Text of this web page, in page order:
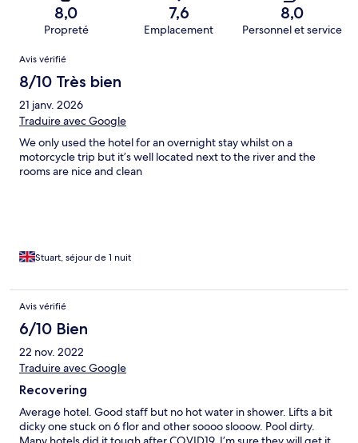
8,0
Propreté
7,6
Emplacement
8,0
Personnel et service
Avis
Avis vérifié
8/10 Très bien
21 janv. 2026
Traduire avec Google
We only used the hotel for an overnight stay whilst on a
motorcycle trip but it’s well located next to the river and the
rooms are nice and clean
Stuart, séjour de 1 nuit
Avis vérifié
6/10 Bien
22 nov. 2022
Traduire avec Google
Recovering
Average hotel. Good staff but no hot water in shower. Lifts a bit
dicky one stuck on 6 flor and other soooo slooow. Pool dirty.